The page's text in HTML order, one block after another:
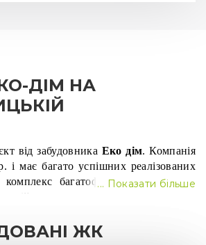
ДІМ НА
від забудовника Еко дім. Компанія
і має багато успішних реалізованих
багатофункціональний: на
поєдналися помешкання для
добре підійдуть тим, хто хоче
... Показати більше
ЖК